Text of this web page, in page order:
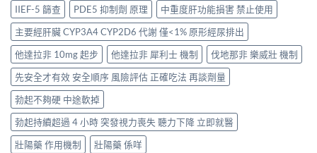
IIEF-5 篩查
PDE5 抑制劑 原理
中重度肝功能損害 禁止使用
主要經肝臟 CYP3A4 CYP2D6 代謝 僅<1% 原形經尿排出
他達拉非 10mg 起步
他達拉非 犀利士 機制
伐地那非 樂威壯 機制
先安全才有效 安全順序 風險評估 正確吃法 再談劑量
勃起不夠硬 中途軟掉
勃起持續超過 4 小時 突發視力喪失 聽力下降 立即就醫
壯陽藥 作用機制
壯陽藥 係咩